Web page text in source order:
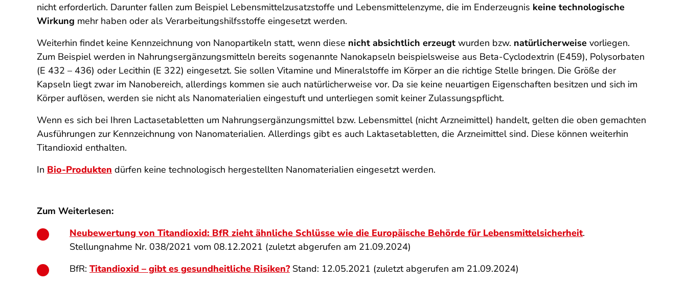
nicht erforderlich. Darunter fallen zum Beispiel Lebensmittelzusatzstoffe und Lebensmittelenzyme, die im Enderzeugnis keine technologische
Wirkung mehr haben oder als Verarbeitungshilfsstoffe eingesetzt werden.
Weiterhin findet keine Kennzeichnung von Nanopartikeln statt, wenn diese nicht absichtlich erzeugt wurden bzw. natürlicherweise vorliegen.
Zum Beispiel werden in Nahrungsergänzungsmitteln bereits sogenannte Nanokapseln beispielsweise aus Beta-Cyclodextrin (E459), Polysorbaten
(E 432 – 436) oder Lecithin (E 322) eingesetzt. Sie sollen Vitamine und Mineralstoffe im Körper an die richtige Stelle bringen. Die Größe der
Kapseln liegt zwar im Nanobereich, allerdings kommen sie auch natürlicherweise vor. Da sie keine neuartigen Eigenschaften besitzen und sich im
Körper auflösen, werden sie nicht als Nanomaterialien eingestuft und unterliegen somit keiner Zulassungspflicht.
Wenn es sich bei Ihren Lactasetabletten um Nahrungsergänzungsmittel bzw. Lebensmittel (nicht Arzneimittel) handelt, gelten die oben gemachten
Ausführungen zur Kennzeichnung von Nanomaterialien. Allerdings gibt es auch Laktasetabletten, die Arzneimittel sind. Diese können weiterhin
Titandioxid enthalten.
In Bio-Produkten dürfen keine technologisch hergestellten Nanomaterialien eingesetzt werden.
Zum Weiterlesen:
Neubewertung von Titandioxid: BfR zieht ähnliche Schlüsse wie die Europäische Behörde für Lebensmittelsicherheit.
Stellungnahme Nr. 038/2021 vom 08.12.2021 (zuletzt abgerufen am 21.09.2024)
BfR: Titandioxid – gibt es gesundheitliche Risiken?Stand: 12.05.2021 (zuletzt abgerufen am 21.09.2024)